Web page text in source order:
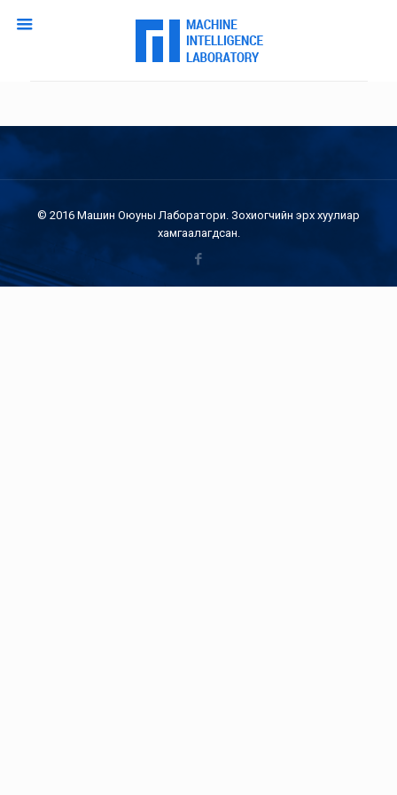
© 2016 Машин Оюуны Лаборатори. Зохиогчийн эрх хуулиар
хамгаалагдсан.